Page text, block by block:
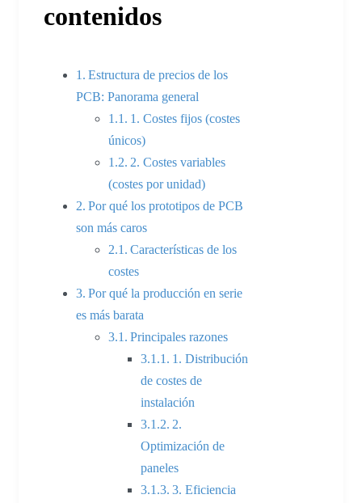
contenidos
Estructura de precios de los
PCB: Panorama general
1. Costes fijos (costes
únicos)
2. Costes variables
(costes por unidad)
Por qué los prototipos de PCB
son más caros
Características de los
costes
Por qué la producción en serie
es más barata
Principales razones
1. Distribución
de costes de
instalación
2.
Optimización de
paneles
3. Eficiencia